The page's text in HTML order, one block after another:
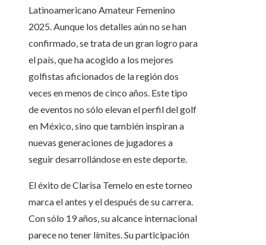
Latinoamericano Amateur Femenino
2025. Aunque los detalles aún no se han
confirmado, se trata de un gran logro para
el país, que ha acogido a los mejores
golfistas aficionados de la región dos
veces en menos de cinco años. Este tipo
de eventos no sólo elevan el perfil del golf
en México, sino que también inspiran a
nuevas generaciones de jugadores a
seguir desarrollándose en este deporte.
El éxito de Clarisa Temelo en este torneo
marca el antes y el después de su carrera.
Con sólo 19 años, su alcance internacional
parece no tener límites. Su participación